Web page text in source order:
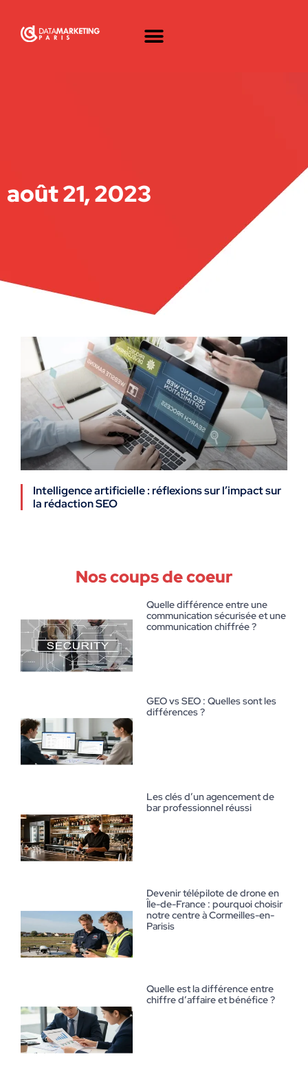
août 21, 2023
Intelligence artificielle : réflexions sur l’impact sur
la rédaction SEO
Nos coups de coeur
Quelle différence entre une
communication sécurisée et une
communication chiffrée ?
GEO vs SEO : Quelles sont les
différences ?
Les clés d’un agencement de
bar professionnel réussi
Devenir télépilote de drone en
Île-de-France : pourquoi choisir
notre centre à Cormeilles-en-
Parisis
Quelle est la différence entre
chiffre d’affaire et bénéfice ?